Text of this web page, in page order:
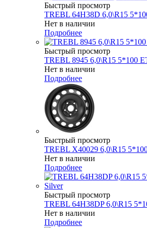
Быстрый просмотр
TREBL 64H38D 6,0\R15
Нет в наличии
Подробнее
Быстрый просмотр
TREBL 8945 6,0\R15 5*100
Нет в наличии
Подробнее
Быстрый просмотр
TREBL X40029 6,0\R15
Нет в наличии
Подробнее
Быстрый просмотр
TREBL 64H38DP 6,0\R15
Нет в наличии
Подробнее